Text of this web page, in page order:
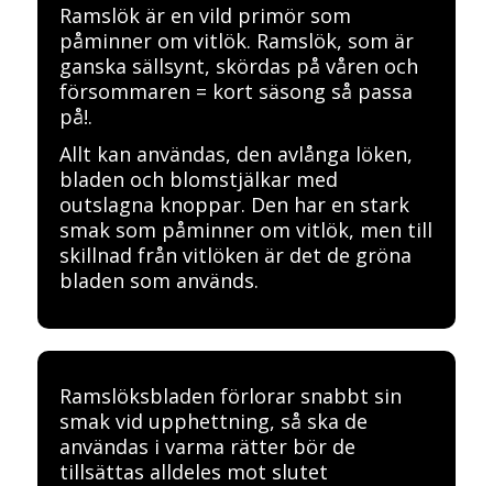
Ramslök är en vild primör som
påminner om vitlök. Ramslök, som är
ganska sällsynt, skördas på våren och
försommaren = kort säsong så passa
på!.
Allt kan användas, den avlånga löken,
bladen och blomstjälkar med
outslagna knoppar. Den har en stark
smak som påminner om vitlök, men till
skillnad från vitlöken är det de gröna
bladen som används.
Ramslöksbladen förlorar snabbt sin
smak vid upphettning, så ska de
användas i varma rätter bör de
tillsättas alldeles mot slutet